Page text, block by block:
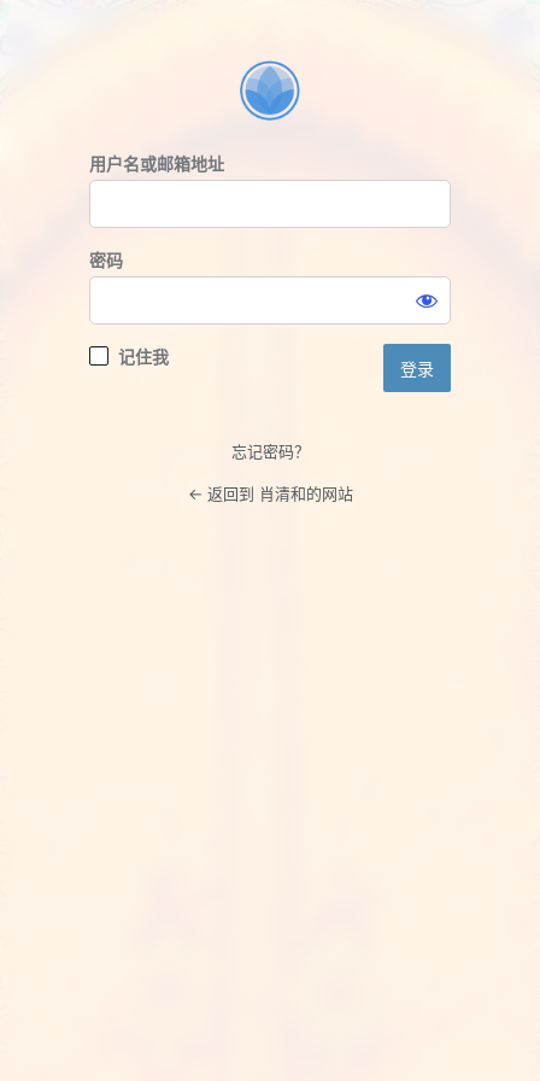
用户名或邮箱地址
密码
记住我
忘记密码？
← 返回到 肖清和的网站